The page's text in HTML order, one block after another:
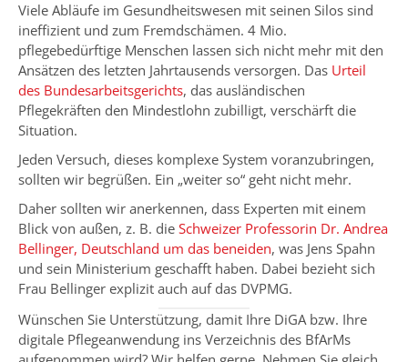
Viele Abläufe im Gesundheitswesen mit seinen Silos sind
ineffizient und zum Fremdschämen. 4 Mio.
pflegebedürftige Menschen lassen sich nicht mehr mit den
Ansätzen des letzten Jahrtausends versorgen. Das Urteil
des Bundesarbeitsgerichts, das ausländischen
Pflegekräften den Mindestlohn zubilligt, verschärft die
Situation.
Jeden Versuch, dieses komplexe System voranzubringen,
sollten wir begrüßen. Ein „weiter so“ geht nicht mehr.
Daher sollten wir anerkennen, dass Experten mit einem
Blick von außen, z. B. die Schweizer Professorin Dr. Andrea
Bellinger, Deutschland um das beneiden, was Jens Spahn
und sein Ministerium geschafft haben. Dabei bezieht sich
Frau Bellinger explizit auch auf das DVPMG.
Wünschen Sie Unterstützung, damit Ihre DiGA bzw. Ihre
digitale Pflegeanwendung ins Verzeichnis des BfArMs